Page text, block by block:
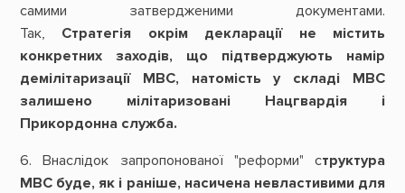
самими затвердженими документами.
Так, Стратегія окрім декларації не містить
конкретних заходів, що підтверджують намір
демілітаризації МВС, натомість у складі МВС
залишено мілітаризовані Нацгвардія і
Прикордонна служба.
6. Внаслідок запропонованої "реформи" структура
МВС буде, як і раніше, насичена невластивими для